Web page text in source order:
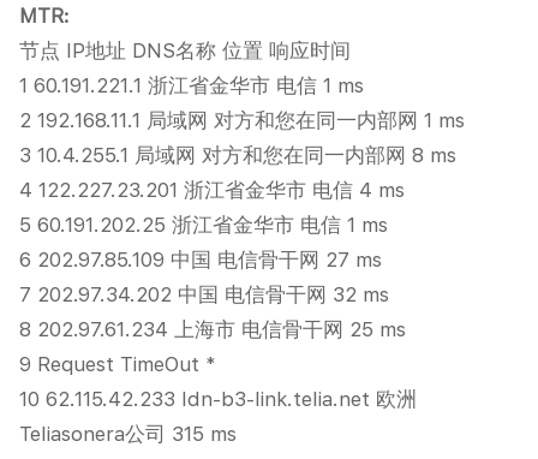
MTR:
节点 IP地址 DNS名称 位置 响应时间
1 60.191.221.1 浙江省金华市 电信 1 ms
2 192.168.11.1 局域网 对方和您在同一内部网 1 ms
3 10.4.255.1 局域网 对方和您在同一内部网 8 ms
4 122.227.23.201 浙江省金华市 电信 4 ms
5 60.191.202.25 浙江省金华市 电信 1 ms
6 202.97.85.109 中国 电信骨干网 27 ms
7 202.97.34.202 中国 电信骨干网 32 ms
8 202.97.61.234 上海市 电信骨干网 25 ms
9 Request TimeOut *
10 62.115.42.233 ldn-b3-link.telia.net 欧洲
Teliasonera公司 315 ms